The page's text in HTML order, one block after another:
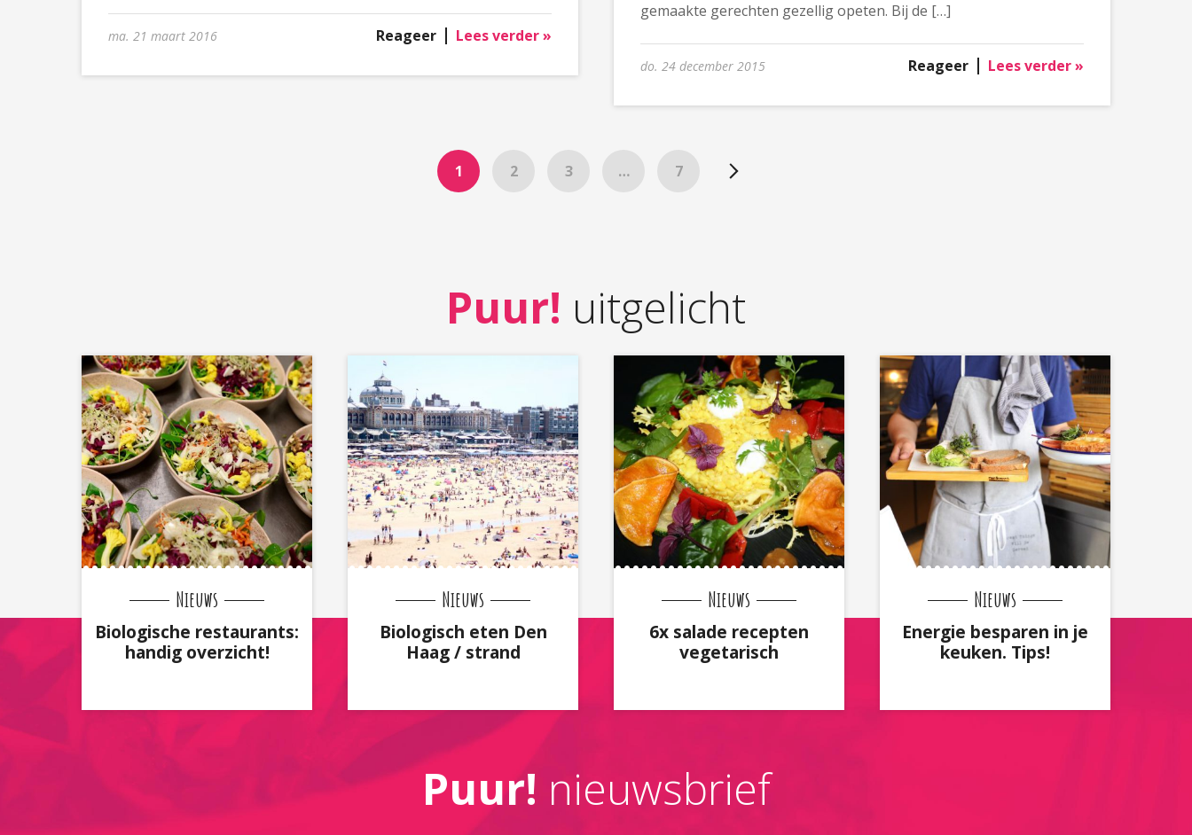
ma. 21 maart 2016 Reageer Lees verder »
gemaakte gerechten gezellig opeten. Bij de […]
do. 24 december 2015 Reageer Lees verder »
1 2 3 … 7
Puur! uitgelicht
Nieuws
Biologische restaurants:
handig overzicht!
Nieuws
Biologisch eten Den
Haag / strand
Nieuws
6x salade recepten
vegetarisch
Nieuws
Energie besparen in je
keuken. Tips!
Puur! nieuwsbrief